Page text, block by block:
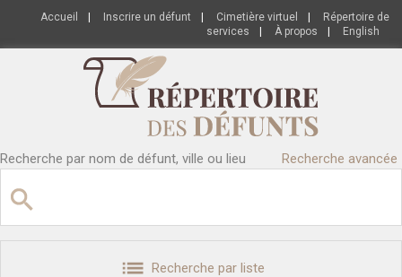
Accueil Inscrire un défunt Cimetière virtuel
Répertoire de
services
À propos English
Recherche par nom de défunt, ville ou lieu Recherche avancée
Recherche par liste